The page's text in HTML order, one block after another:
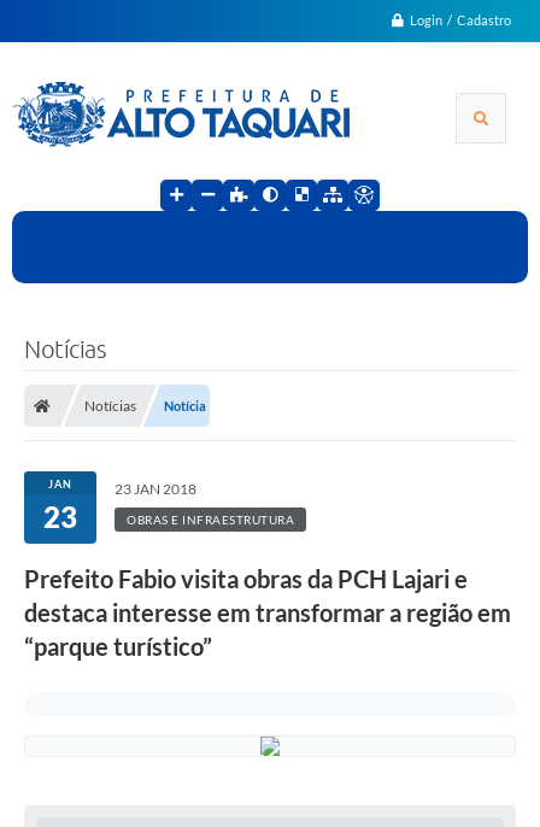
Login / Cadastro
Notícias
Notícias Notícia
JAN
23
23 JAN 2018
OBRAS E INFRAESTRUTURA
Prefeito Fabio visita obras da PCH Lajari e
destaca interesse em transformar a região em
“parque turístico”